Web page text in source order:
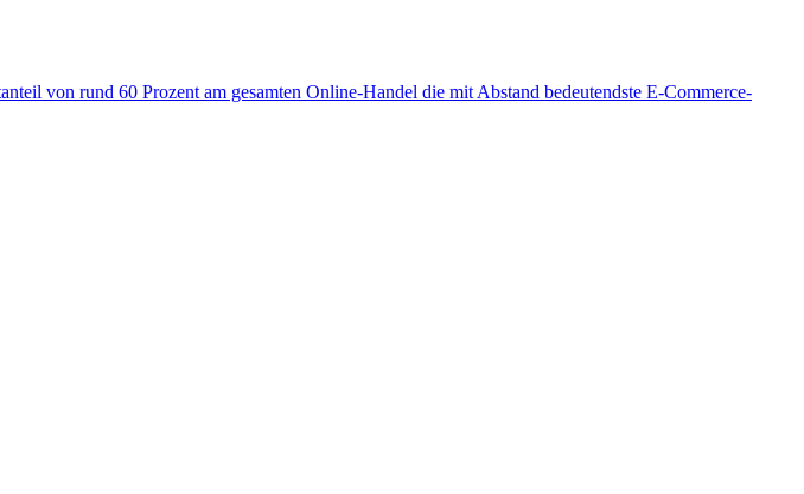
von rund 60 Prozent am gesamten Online-Handel die mit Abstand bedeutendste E-Commerce-